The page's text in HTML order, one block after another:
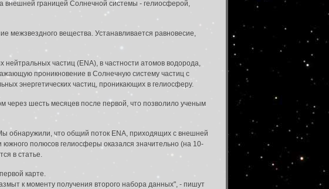
внешней границей Солнечной системы - гелиосферой,
межзвездного вещества. Устанавливается равновесие,
нейтральных частиц (ENA), в частности атомов водорода,
проникновение в Солнечную систему частиц с
энергетических частиц, проникающих в гелиосферу.
через шесть месяцев после первой, что позволило ученым
обнаружили, что общий поток ENA, приходящих с внешней
полюсов гелиосферы оказался значительно (на 10-
в статье.
карте.
к моменту получения второго набора данных", - пишут